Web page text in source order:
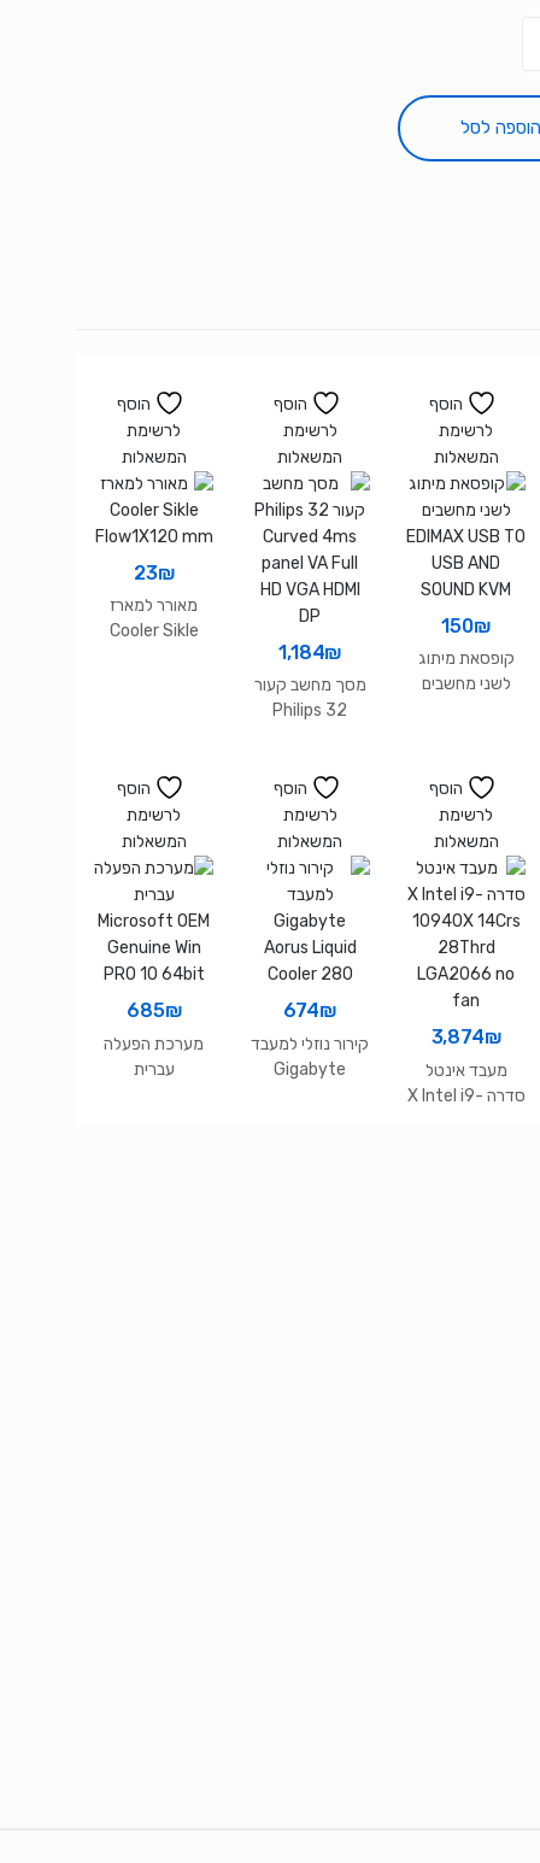
הוספה לסל
הוסף
לרשימת
המשאלות
150₪
קופסאת מיתוג
לשני מחשבים
הוסף
לרשימת
המשאלות
1,184₪
מסך מחשב קעור
Philips 32
HD VGA HDMI
DP
הוסף
לרשימת
המשאלות
23₪
מאורר למארז
Cooler Sikle
הוסף
לרשימת
המשאלות
3,874₪
מעבד אינטל
סדרה X Intel i9-
הוסף
לרשימת
המשאלות
674₪
קירור נוזלי למעבד
Gigabyte
הוסף
לרשימת
המשאלות
685₪
מערכת הפעלה
עברית